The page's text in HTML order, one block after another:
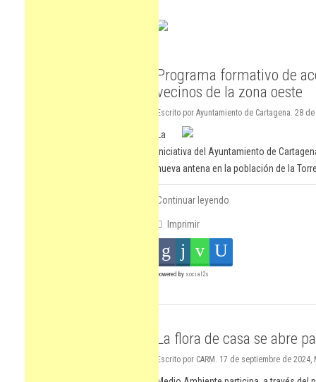
Programa formativo de
vecinos de la zona oeste
Escrito por Ayuntamiento de Cartagena. 28
La
iniciativa del Ayuntamiento de
nueva antena en la población de la
Continuar leyendo
Imprimir
powered by social2s
La flora de casa se abre
Escrito por CARM. 17 de septiembre de 2024,